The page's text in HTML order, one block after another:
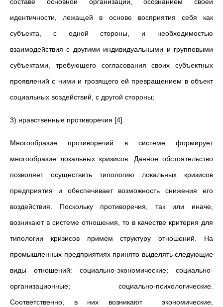
идентичности, лежащей в основе восприятия себя как
субъекта, с одной стороны, и необходимостью
взаимодействия с другими индивидуальными и групповыми
субъектами, требующего согласования своих субъектных
проявлений с ними и грозящего ей превращением в объект
социальных воздействий, с другой стороны;
3) нравственные противоречия [4].
Многообразие противоречий в системе формирует
многообразие локальных кризисов. Данное обстоятельство
позволяет осуществить типологию локальных кризисов
предприятия и обеспечивает возможность снижения его
воздействия. Поскольку противоречия, так или иначе,
возникают в системе отношения, то в качестве критерия для
типологии кризисов примем структуру отношений. На
промышленных предприятиях принято выделять следующие
виды отношений: социально-экономические; социально-
организационные; социально-психологические.
Соответственно, в них возникают экономические,